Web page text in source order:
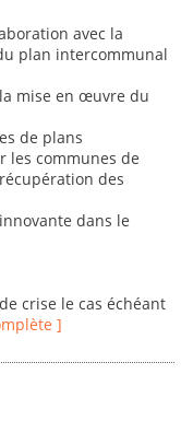
avec la
plan intercommunal
mise en œuvre du
de plans
les communes de
des
dans le
crise le cas échéant
]